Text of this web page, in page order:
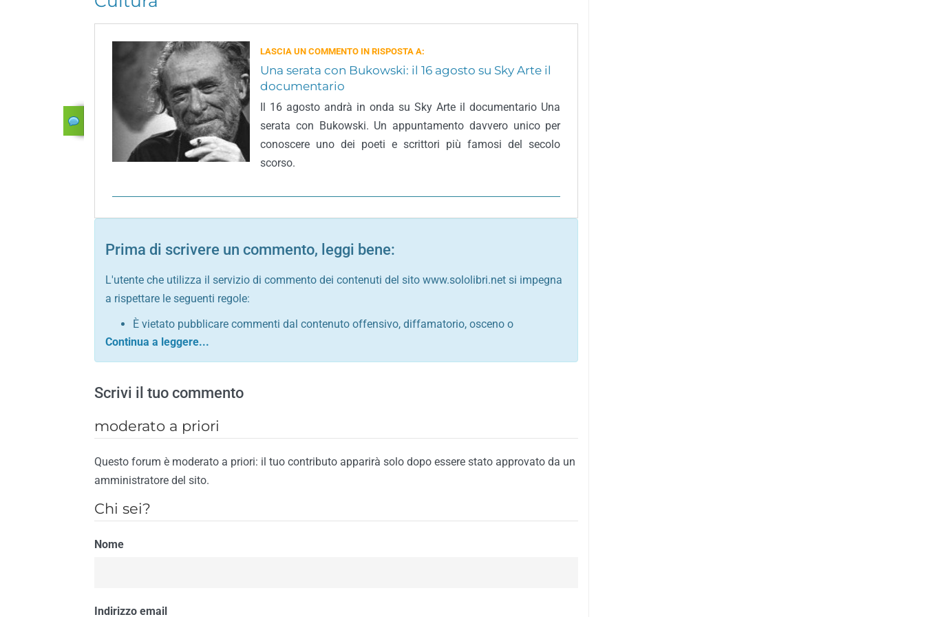
LASCIA UN COMMENTO IN RISPOSTA A:
Una serata con Bukowski: il 16 agosto su Sky Arte il
documentario
Il 16 agosto andrà in onda su Sky Arte il documentario Una
serata con Bukowski. Un appuntamento davvero unico per
conoscere uno dei poeti e scrittori più famosi del secolo
scorso.
Prima di scrivere un commento, leggi bene:
L'utente che utilizza il servizio di commento dei contenuti del sito www.sololibri.net si impegna
a rispettare le seguenti regole:
È vietato pubblicare commenti dal contenuto offensivo, diffamatorio, osceno o
comunque contrario alle leggi dello Stato italiano e di quelle internazionali
Sono vietati commenti in tono sacrilego, sarcastico, denigratorio e sbeffeggiatorio
È vietato pubblicare commenti contrari al rispetto dell'ordine pubblico
È vietato pubblicare commenti lesivi della privacy di qualsiasi cittadino
È vietato pubblicare commenti razzisti nei confronti di qualsiasi razza, popolo, cultura,
religione
È vietato pubblicare commenti contrari al rispetto del buon costume o contenenti
È vietato pubblicare commenti inerenti propaganda politica, di partito o di fazione, che
Il riscontro della violazione anche di una sola delle regole precedenti comporterà la non
Scrivi il tuo commento
moderato a priori
Questo forum è moderato a priori: il tuo contributo apparirà solo dopo essere stato approvato da un
amministratore del sito.
Chi sei?
Nome
Indirizzo email